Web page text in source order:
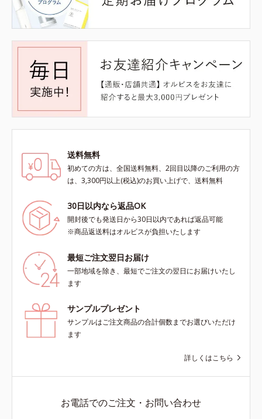
送料無料
初めての方は、全国送料無料、2回目以降のご利用の方
は、3,300円以上(税込)のお買い上げで、送料無料
30日以内なら返品OK
開封後でも発送日から30日以内であれば返品可能
※商品返送料はオルビスが負担いたします
最短ご注文翌日お届け
一部地域を除き、最短でご注文の翌日にお届けいたし
ます
サンプルプレゼント
サンプルはご注文商品の合計個数までお選びいただけ
ます
詳しくはこちら
お電話でのご注文・お問い合わせ